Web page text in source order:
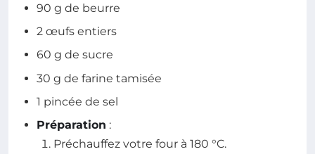
90 g de beurre
2 œufs entiers
60 g de sucre
30 g de farine tamisée
1 pincée de sel
Préparation :
Préchauffez votre four à 180 °C.